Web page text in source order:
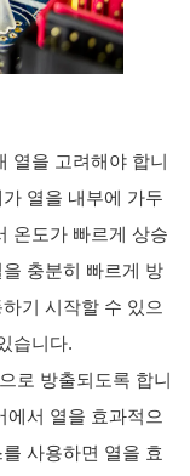
열을 고려해야 합니
열을 내부에 가두
온도가 빠르게 상승
충분히 빠르게 방
기 시작할 수 있으
습니다.
로 방출되도록 합니
에서 열을 효과적으
사용하면 열을 효